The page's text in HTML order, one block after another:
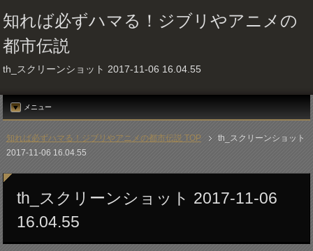
知れば必ずハマる！ジブリやアニメの
都市伝説
th_スクリーンショット 2017-11-06 16.04.55
メニュー
知れば必ずハマる！ジブリやアニメの都市伝説 TOP
th_スクリーンショット
2017-11-06 16.04.55
th_スクリーンショット 2017-11-06
16.04.55